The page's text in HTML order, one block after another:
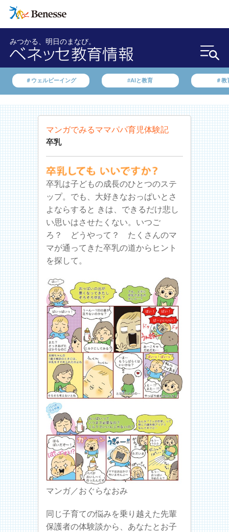
みつかる、明日のまなび。
＃ウェルビーイング #AIと教育 ＃教
マンガでみるママパパ育児体験記
卒乳
卒乳は子どもの成長のひとつのステ
ップ。でも、大好きなおっぱいとさ
よならすると きは、できるだけ悲し
い思いはさせたくない。いつご
ろ？ どうやって？ たくさんのマ
マが通ってきた卒乳の道からヒント
を探して。
マンガ／おぐらなおみ
同じ子育ての悩みを乗り越えた先輩
保護者の体験談から、あなたとお子